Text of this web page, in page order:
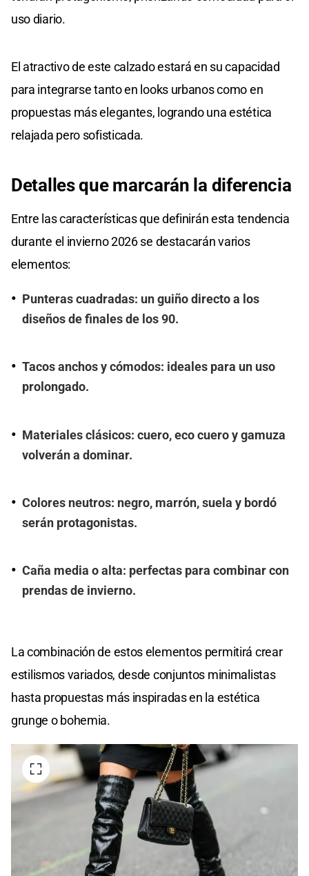
uso diario.
El atractivo de este calzado estará en su capacidad
para integrarse tanto en looks urbanos como en
propuestas más elegantes, logrando una estética
relajada pero sofisticada.
Detallesque marcarán la diferencia
Entre las características que definirán esta tendencia
durante el invierno 2026 se destacarán varios
elementos:
Punteras cuadradas: un guiño directo a los
diseños de finales de los 90.
Tacos anchos y cómodos: ideales para un uso
prolongado.
Materiales clásicos: cuero, eco cuero y gamuza
volverán a dominar.
Colores neutros: negro, marrón, suela y bordó
serán protagonistas.
Caña media o alta: perfectas para combinar con
prendas de invierno.
La combinación de estos elementos permitirá crear
estilismos variados, desde conjuntos minimalistas
hasta propuestas más inspiradas en la estética
grunge o bohemia.